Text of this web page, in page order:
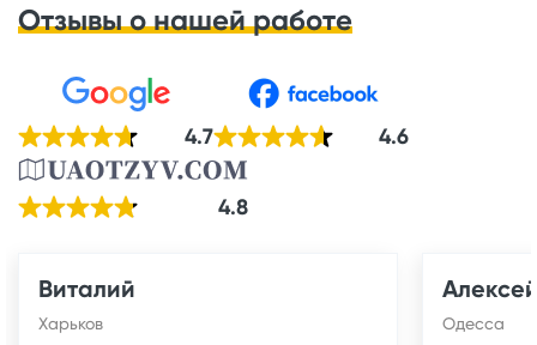
Отзывы о нашей работе
4.7 4.6
4.8
Виталий
Харьков Одесса